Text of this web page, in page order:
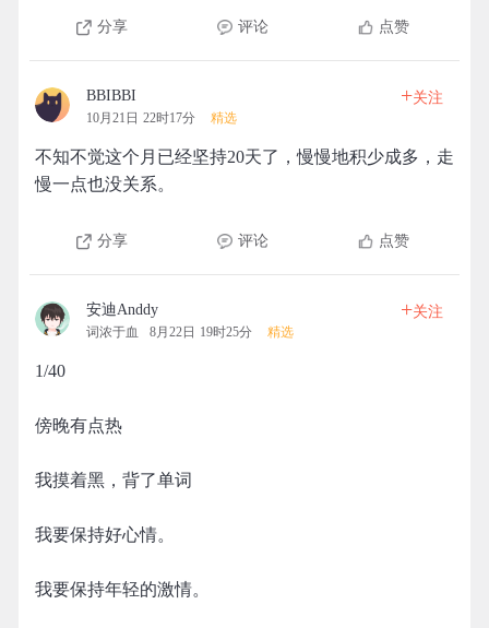
分享 评论 点赞
BBIBBI
10月21日 22时17分 精选
+关注
不知不觉这个月已经坚持20天了，慢慢地积少成多，走
慢一点也没关系。
分享 评论 点赞
安迪Anddy
词浓于血 8月22日 19时25分 精选
+关注
1/40
傍晚有点热
我摸着黑，背了单词
我要保持好心情。
我要保持年轻的激情。